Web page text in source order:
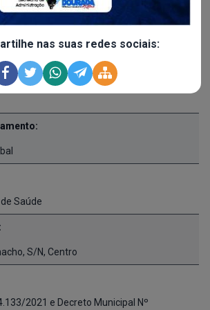
nas suas redes sociais:
Saúde
S/N, Centro
2021 e Decreto Municipal Nº